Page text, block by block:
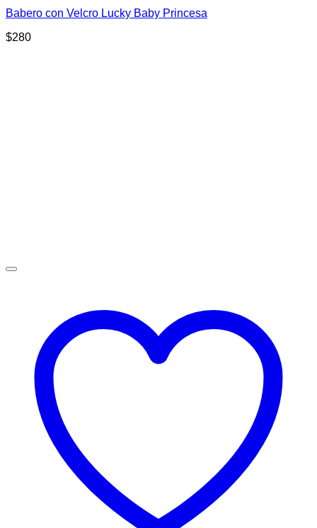
Babero con Velcro Lucky Baby Princesa
$280